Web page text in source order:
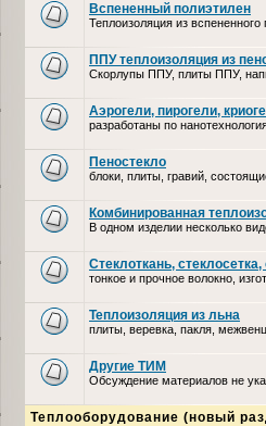
Вспененный полиэтилен
Теплоизоляция из вспененного
ППУ теплоизоляция из
Скорлупы ППУ, плиты ППУ,
Аэрогели, пирогели,
разработаны по
Пеностекло
блоки, плиты, гравий,
Комбинированная
В одном изделии несколько
Стеклоткань,
тонкое и прочное волокно,
Теплоизоляция из льна
плиты, веревка, пакля,
Другие ТИМ
Обсуждение материалов не
Теплооборудование (новый